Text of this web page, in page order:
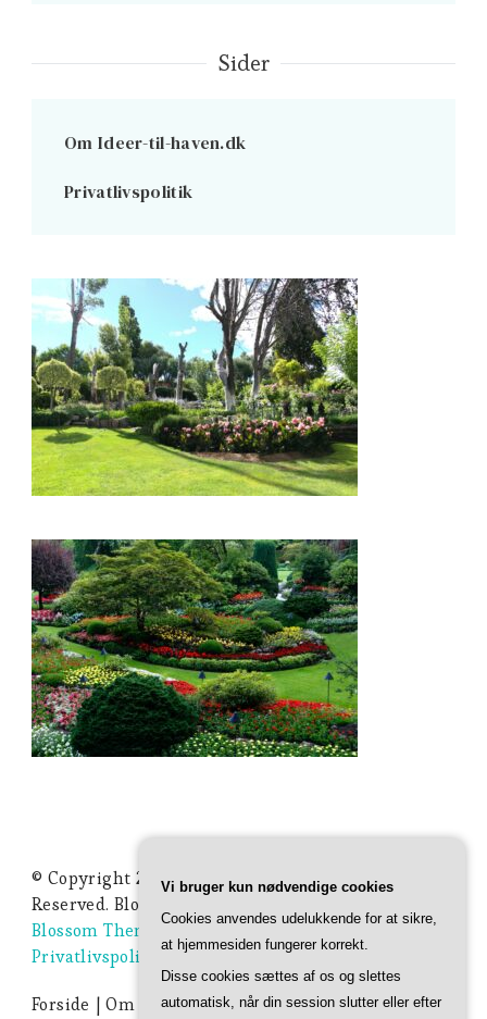
Sider
Om Ideer-til-haven.dk
Privatlivspolitik
© Copyright 2026 Ideer Til Haven
. All Rights
Reserved.Blossom Studio | Developed By
Blossom Themes. Powered byWordPress .
Privatlivspolitik
Forside Om Ideer-til-haven.dk Privatlivspolitik
Vi bruger kun nødvendige cookies
Cookies anvendes udelukkende for at sikre,
at hjemmesiden fungerer korrekt.
Disse cookies sættes af os og slettes
automatisk, når din session slutter eller efter